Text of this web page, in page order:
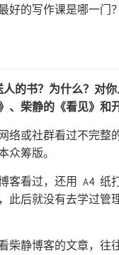
好的写作课是哪一门
的书？为什么？对
、柴静的《看见》和
络或社群看过不完整
众筹版。
客看过，还用 A4
此后就没有去学过管
柴静博客的文章，